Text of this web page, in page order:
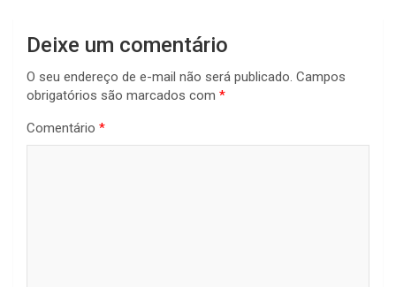
Deixe um comentário
O seu endereço de e-mail não será publicado. Campos
obrigatórios são marcados com *
Comentário *